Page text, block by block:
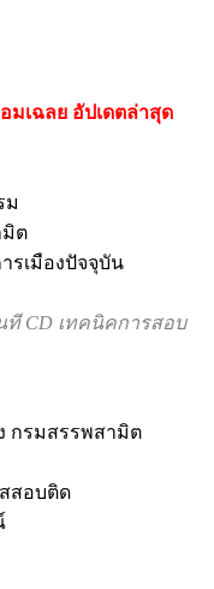
มเฉลย อัปเดตล่าสุด
ม
มิต
รเมืองปัจจุบัน
CD เทคนิคการสอบ
กรมสรรพสามิต
สอบติด